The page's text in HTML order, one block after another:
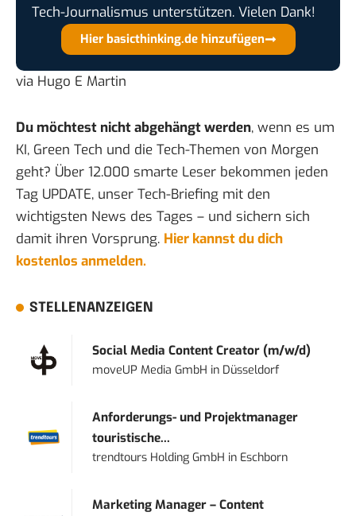
Tech-Journalismus unterstützen. Vielen Dank!
Hier basicthinking.de hinzufügen
via Hugo E Martin
Du möchtest nicht abgehängt werden, wenn es um
KI, Green Tech und die Tech-Themen von Morgen
geht? Über 12.000 smarte Leser bekommen jeden
Tag UPDATE, unser Tech-Briefing mit den
wichtigsten News des Tages – und sichern sich
damit ihren Vorsprung. Hier kannst du dich
kostenlos anmelden.
STELLENANZEIGEN
Social Media Content Creator (m/w/d)
moveUP Media GmbH in Düsseldorf
Anforderungs- und Projektmanager
touristische...
trendtours Holding GmbH in Eschborn
Marketing Manager – Content